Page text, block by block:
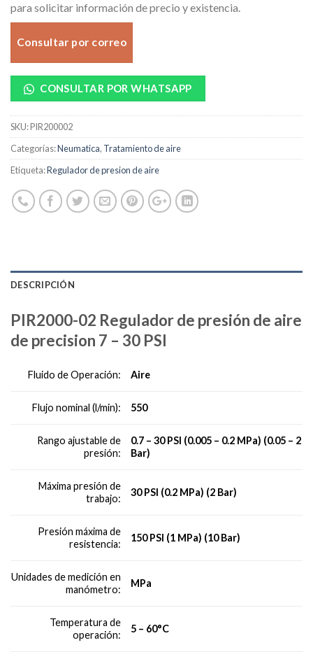
para solicitar información de precio y existencia.
Consultar por correo
CONSULTAR POR WHATSAPP
SKU:PIR200002
Categorías:Neumatica, Tratamiento de aire
Etiqueta:Regulador de presion de aire
DESCRIPCIÓN
PIR2000-02 Regulador de presión de aire
de precision 7 – 30 PSI
Fluido de Operación: Aire
Flujo nominal (l/min): 550
Rango ajustable de
presión:
0.7 – 30 PSI (0.005 – 0.2 MPa) (0.05 – 2
Bar)
Máxima presión de
trabajo:
30 PSI (0.2 MPa) (2 Bar)
Presión máxima de
resistencia:
150 PSI (1 MPa) (10 Bar)
Unidades de medición en
manómetro:
MPa
Temperatura de
operación:
5 – 60°C